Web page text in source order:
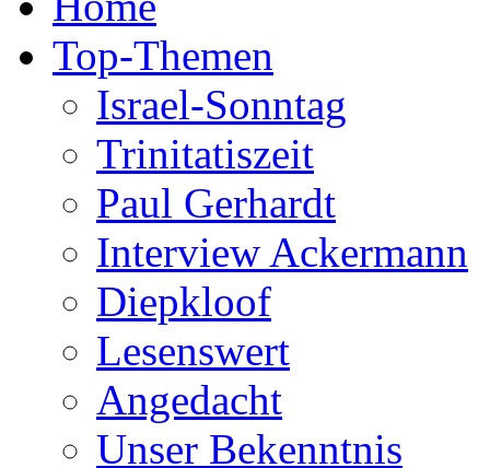
Top-Themen
Israel-Sonntag
Trinitatiszeit
Paul Gerhardt
Interview Ackermann
Diepkloof
Lesenswert
Angedacht
Unser Bekenntnis